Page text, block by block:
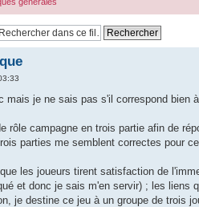
mais je ne sais pas s'il correspond bien
rôle campagne en trois partie afin de
parties me semblent correctes pour
les joueurs tirent satisfaction de
et donc je sais m'en servir) ; les liens
je destine ce jeu à un groupe de trois